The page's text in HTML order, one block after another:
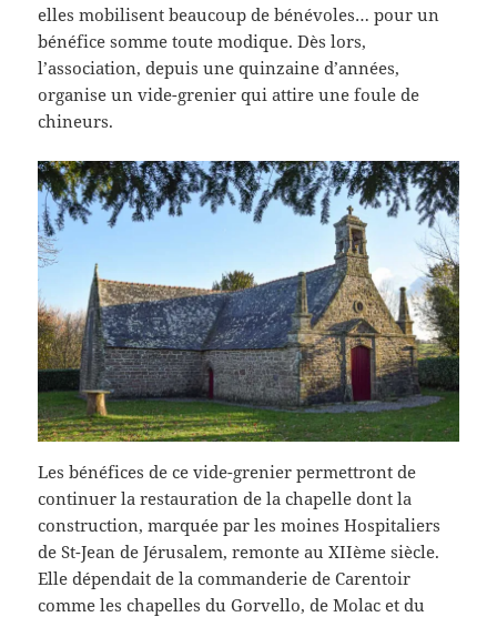
elles mobilisent beaucoup de bénévoles… pour un
bénéfice somme toute modique. Dès lors,
l’association, depuis une quinzaine d’années,
organise un vide-grenier qui attire une foule de
chineurs.
Les bénéfices de ce vide-grenier permettront de
continuer la restauration de la chapelle dont la
construction, marquée par les moines Hospitaliers
de St-Jean de Jérusalem, remonte au XIIème siècle.
Elle dépendait de la commanderie de Carentoir
comme les chapelles du Gorvello, de Molac et du